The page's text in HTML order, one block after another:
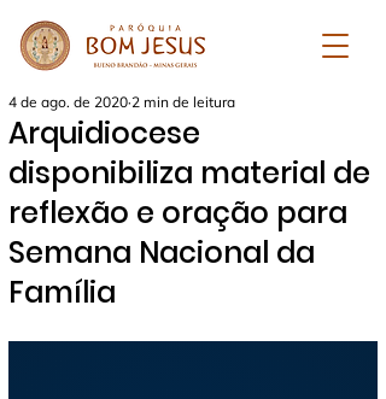
Arquidiocese
disponibiliza material de
reflexão e oração para
Semana Nacional da
Família
4 de ago. de 2020 2 min de leitura